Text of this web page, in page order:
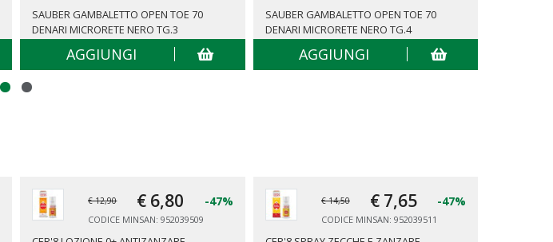
SAUBER GAMBALETTO OPEN TOE 70
DENARI MICRORETE NERO TG.3
AGGIUNGI
SAUBER GAMBALETTO OPEN TOE 70
DENARI MICRORETE NERO TG.4
AGGIUNGI
€ 12,90 € 6,80 -47%
CODICE MINSAN: 952039509
€ 14,50 € 7,65 -47%
CODICE MINSAN: 952039511